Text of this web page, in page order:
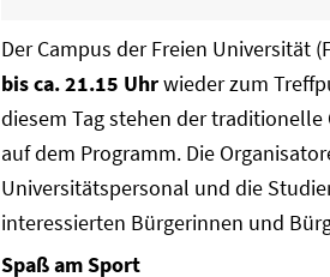
Der Campus der Freien Universität
bis ca. 21.15 Uhrwieder zum
diesem Tag stehen der
auf dem Programm. Die
Universitätspersonal und die
interessierten Bürgerinnen und
Spaß am Sport